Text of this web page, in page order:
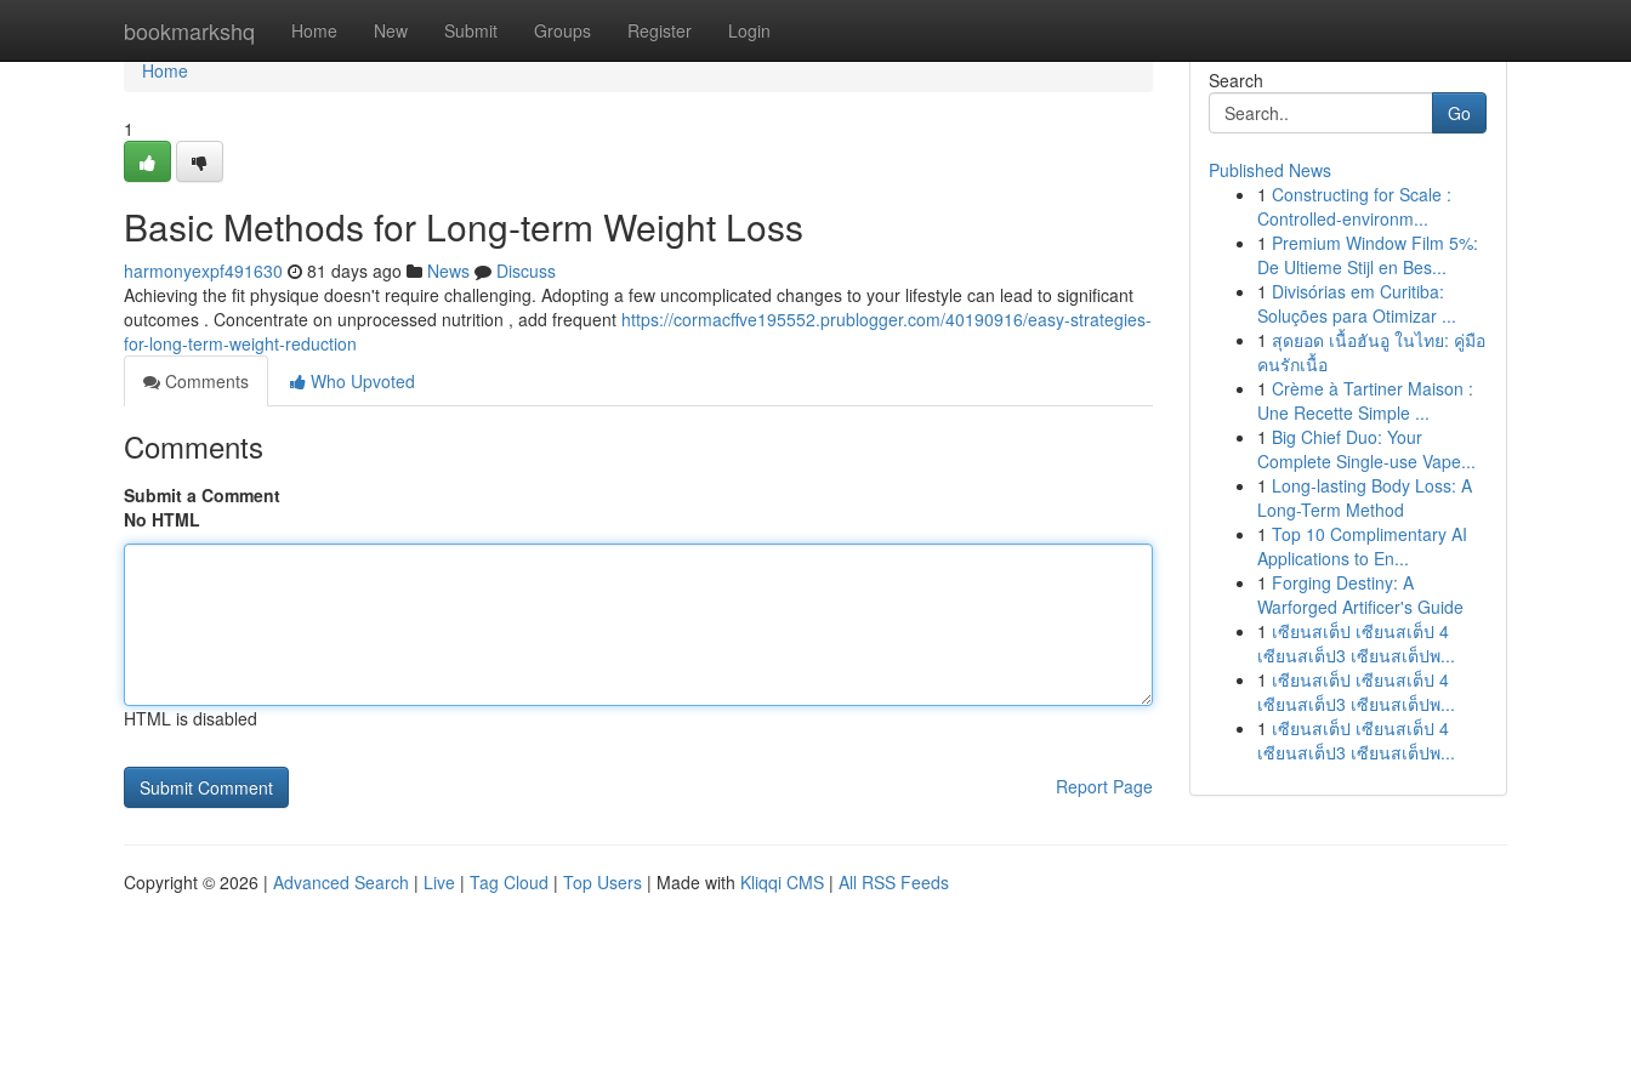
bookmarkshq Home New Submit Groups Register Login
Home
Home
1
Basic Methods for Long-term Weight Loss
harmonyexpf491630 81 days ago News
Discuss
Achieving the fit physique doesn't require challenging. Adopting a few uncomplicated changes to your lifestyle can lead to significant
outcomes . Concentrate on unprocessed nutrition , add frequent https://cormacffve195552.prublogger.com/40190916/easy-strategies-
for-long-term-weight-reduction
Comments
Who Upvoted
Comments
Submit a Comment
No HTML
HTML is disabled
Report Page
Search
Go
Published News
1 Constructing for Scale :
Controlled-environm...
1 Premium Window Film 5%:
De Ultieme Stijl en Bes...
1 Divisórias em Curitiba:
Soluções para Otimizar ...
1 สุดยอด เนื้อฮันอู ในไทย: คู่มือ
คนรักเนื้อ
1 Crème à Tartiner Maison :
Une Recette Simple ...
1 Big Chief Duo: Your
Complete Single-use Vape...
1 Long-lasting Body Loss: A
Long-Term Method
1 Top 10 Complimentary AI
Applications to En...
1 Forging Destiny: A
Warforged Artificer's Guide
1 เซียนสเต็ป เซียนสเต็ป 4
เซียนสเต็ป3 เซียนสเต็ปพ...
1 เซียนสเต็ป เซียนสเต็ป 4
เซียนสเต็ป3 เซียนสเต็ปพ...
1 เซียนสเต็ป เซียนสเต็ป 4
เซียนสเต็ป3 เซียนสเต็ปพ...
Copyright © 2026 | Advanced Search | Live | Tag Cloud | Top Users | Made with Kliqqi CMS | All RSS Feeds